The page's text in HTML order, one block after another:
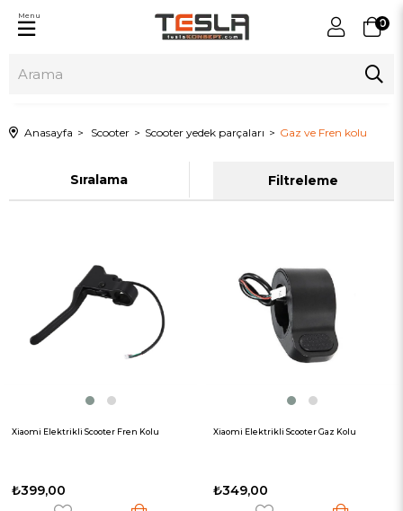
0
Menu
Anasayfa Scooter Scooter yedek parçaları Gaz ve Fren kolu
Filtreleme
Sıralama
Xiaomi Elektrikli Scooter Fren Kolu
₺399,00
Xiaomi Elektrikli Scooter Gaz Kolu
₺349,00